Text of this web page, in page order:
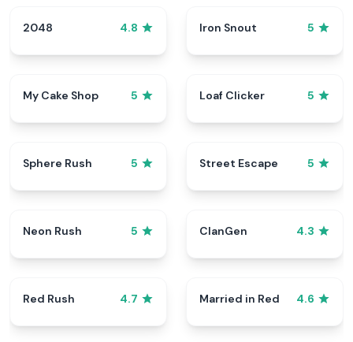
2048 4.8 Iron Snout 5
My Cake Shop 5 Loaf Clicker 5
Sphere Rush 5 Street Escape 5
Neon Rush 5 ClanGen 4.3
Red Rush 4.7 Married in Red 4.6